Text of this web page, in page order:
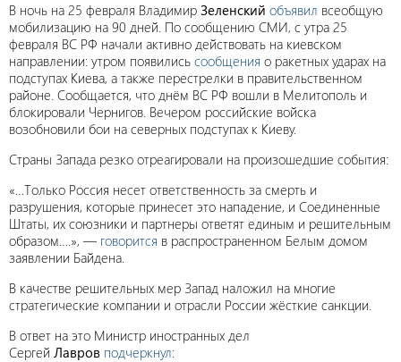
В ночь на 25 февраля Владимир Зеленский объявил всеобщую
мобилизацию на 90 дней. По сообщению СМИ, с утра 25
февраля ВС РФ начали активно действовать на киевском
направлении: утром появились сообщения о ракетных ударах на
подступах Киева, а также перестрелки в правительственном
районе. Сообщается, что днём ВС РФ вошли в Мелитополь и
блокировали Чернигов. Вечером российские войска
возобновили бои на северных подступах к Киеву.
Страны Запада резко отреагировали на произошедшие события:
«…Только Россия несет ответственность за смерть и
разрушения, которые принесет это нападение, и Соединенные
Штаты, их союзники и партнеры ответят единым и решительным
образом….», — говорится в распространенном Белым домом
заявлении Байдена.
В качестве решительных мер Запад наложил на многие
стратегические компании и отрасли России жёсткие санкции.
В ответ на это Министр иностранных дел
Сергей Лавров подчеркнул: